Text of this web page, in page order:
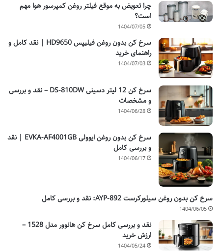
چرا تعویض به موقع فیلتر روغن کمپرسور هوا مهم
است؟
1404/07/05
سرخ کن بدون روغن فیلیپس HD9650 | نقد کامل و
راهنمای خرید
1404/07/03
سرخ کن 12 لیتر دسینی DS-810DW – نقد و بررسی
و مشخصات
1404/06/28
سرخ کن بدون روغن ایوولی EVKA-AF4001GB | نقد
و بررسی کامل
1404/06/17
سرخ کن بدون روغن سیلورکرست AYP-892: نقد و بررسی کامل
1404/06/05
نقد و بررسی کامل سرخ کن هانوور مدل 1528 –
ارزش خرید
1404/05/24